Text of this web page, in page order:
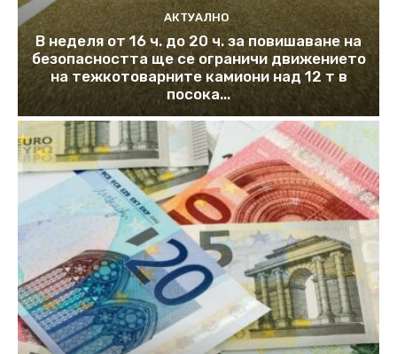
АКТУАЛНО
В неделя от 16 ч. до 20 ч. за повишаване на
безопасността ще се ограничи движението
на тежкотоварните камиони над 12 т в
посока...